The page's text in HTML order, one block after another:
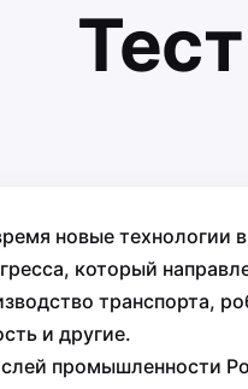
Тест
новые технологии
который
транспорта,
и другие.
промышленности